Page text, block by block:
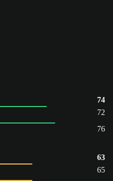
74
72
76
63
65